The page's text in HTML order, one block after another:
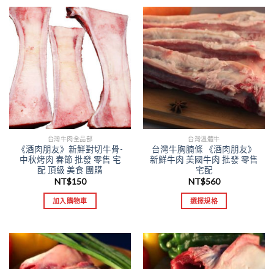
台灣牛肉全品部
《酒肉朋友》新鮮對切牛骨-
中秋烤肉 春節 批發 零售 宅
配 頂級 美食 團購
NT$150
加入購物車
台灣溫體牛
台灣牛胸腩條 《酒肉朋友》
新鮮牛肉 美國牛肉 批發 零售
宅配
NT$560
選擇規格